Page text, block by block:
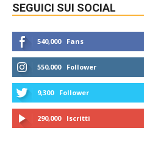
SEGUICI SUI SOCIAL
540,000 Fans
550,000 Follower
9,300 Follower
290,000 Iscritti